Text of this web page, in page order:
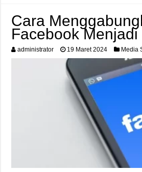
Cara
Facebook Menjadi
administrator 19 Maret 2024 Media